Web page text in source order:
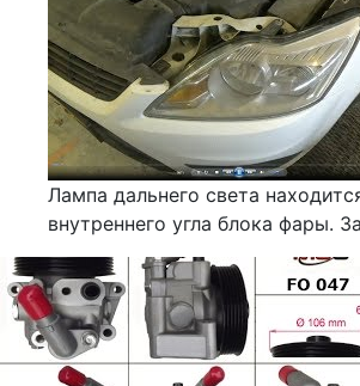
Лампа дальнего света
внутреннего угла блока фары.